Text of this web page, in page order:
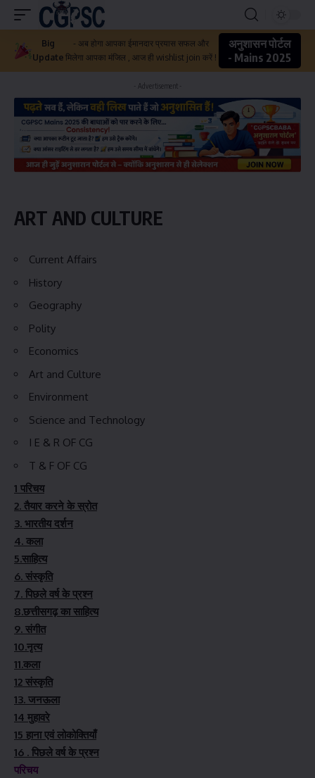
Big
Update
- अब होगा आपका ईमानदार प्रयास सफल और
मिलेगा आपका मंजिल , आज ही wishlist join करें !
अनुशासन पोर्टल
- Mains 2025
- Advertisement -
ART AND CULTURE
Current Affairs
History
Geography
Polity
Economics
Art and Culture
Environment
Science and Technology
I E & R OF CG
T & F OF CG
1 परिचय
2. तैयार करने के स्रोत
3. भारतीय दर्शन
4. कला
5.साहित्य
6. संस्कृति
7. पिछले वर्ष के प्रश्न
8.छत्तीसगढ़ का साहित्य
9. संगीत
10.नृत्य
11.कला
12 संस्कृति
13. जनऊला
14 मुहावरे
15 हाना एवं लोकोक्तियाँ
16 . पिछले वर्ष के प्रश्न
परिचय